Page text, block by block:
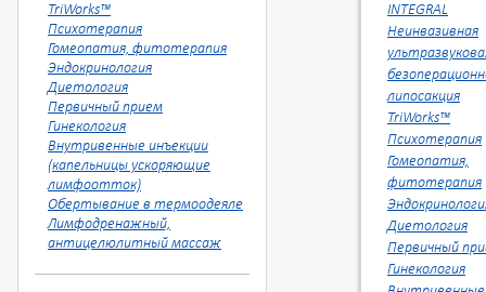
TriWorks™
Психотерапия
Гомеопатия, фитотерапия
Эндокринология
Диетология
Первичный прием
Гинекология
Внутривенные инъекции
(капельницы ускоряющие
лимфоотток)
Обертывание в термоодеяле
Лимфодренажный,
антицелюлитный массаж
INTEGRAL
Неинвазивная
липосакция
TriWorks™
Психотерапия
Гомеопатия,
фитотерапия
Диетология
Первичный
Гинекология